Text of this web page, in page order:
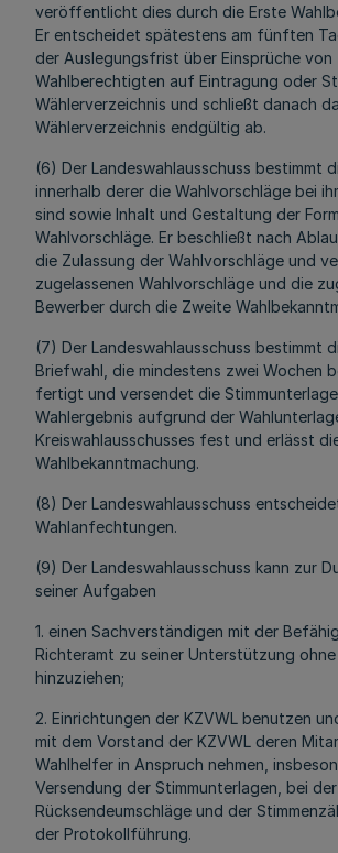
veröffentlicht dies durch die Erste
Er entscheidet spätestens am fünften
der Auslegungsfrist über Einsprüche von
Wahlberechtigten auf Eintragung oder
Wählerverzeichnis und schließt danach
Wählerverzeichnis endgültig ab.
(6) Der Landeswahlausschuss bestimmt
innerhalb derer die Wahlvorschläge bei
sind sowie Inhalt und Gestaltung der
Wahlvorschläge. Er beschließt nach
die Zulassung der Wahlvorschläge und
zugelassenen Wahlvorschläge und die
Bewerber durch die Zweite
(7) Der Landeswahlausschuss bestimmt
Briefwahl, die mindestens zwei Wochen
fertigt und versendet die
Wahlergebnis aufgrund der
Kreiswahlausschusses fest und erlässt
Wahlbekanntmachung.
(8) Der Landeswahlausschuss
Wahlanfechtungen.
(9) Der Landeswahlausschuss kann zur
seiner Aufgaben
1. einen Sachverständigen mit der
Richteramt zu seiner Unterstützung
hinzuziehen;
2. Einrichtungen der KZVWL benutzen
mit dem Vorstand der KZVWL deren
Wahlhelfer in Anspruch nehmen,
Versendung der Stimmunterlagen, bei
Rücksendeumschläge und der
der Protokollführung.